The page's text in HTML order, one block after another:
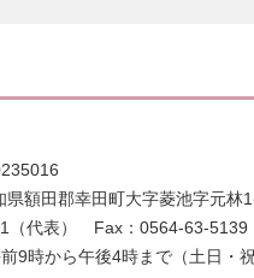
県額田郡幸田町大字菱池字元林1
代表）
Fax：0564-63-5139
9時から午後4時まで（土日・